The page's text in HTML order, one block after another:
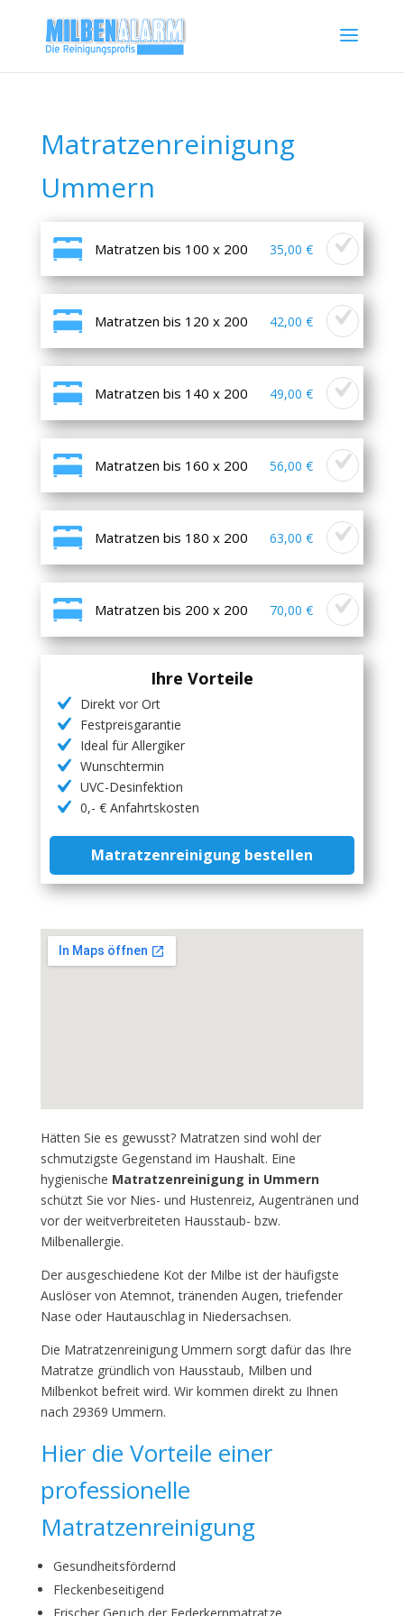
Matratzenreinigung
Ummern
Matratzen bis 100 x 200 35,00 €
Matratzen bis 120 x 200 42,00 €
Matratzen bis 140 x 200 49,00 €
Matratzen bis 160 x 200 56,00 €
Matratzen bis 180 x 200 63,00 €
Matratzen bis 200 x 200 70,00 €
Ihre Vorteile
Direkt vor Ort
Festpreisgarantie
Ideal für Allergiker
Wunschtermin
UVC-Desinfektion
0,- € Anfahrtskosten
Matratzenreinigung bestellen
Hätten Sie es gewusst? Matratzen sind wohl der
schmutzigste Gegenstand im Haushalt. Eine
hygienische Matratzenreinigung in Ummern
schützt Sie vor Nies- und Hustenreiz, Augentränen und
vor der weitverbreiteten Hausstaub- bzw.
Milbenallergie.
Der ausgeschiedene Kot der Milbe ist der häufigste
Auslöser von Atemnot, tränenden Augen, triefender
Nase oder Hautauschlag in Niedersachsen.
Die Matratzenreinigung Ummern sorgt dafür das Ihre
Matratze gründlich von Hausstaub, Milben und
Milbenkot befreit wird. Wir kommen direkt zu Ihnen
nach 29369 Ummern.
Hier die Vorteile einer
professionelle
Matratzenreinigung
Gesundheitsfördernd
Fleckenbeseitigend